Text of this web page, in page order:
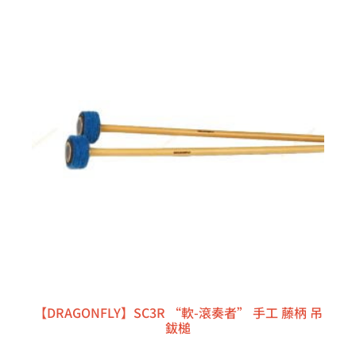
【DRAGONFLY】SC3R “軟-滾奏者” 手工 藤柄 吊
鈸槌